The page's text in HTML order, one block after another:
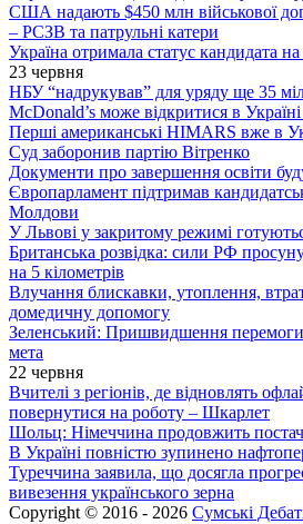
США надають $450 млн військової
– РСЗВ та патрульні катери
Україна отримала статус кандидата
23 червня
НБУ “надрукував” для уряду ще 35
McDonald’s може відкритися в
Перші американські HIMARS вже в
Суд заборонив партію Вітренко
Документи про завершення освіти
Європарламент підтримав
Молдови
У Львові у закритому режимі
Британська розвідка: сили РФ
на 5 кілометрів
Влучання блискавки, утоплення,
домедичну допомогу
Зеленський: Пришвидшення
мета
22 червня
Вчителі з регіонів, де відновлять
повернутися на роботу – Шкарлет
Шольц: Німеччина продовжить
В Україні повністю зупинено
Туреччина заявила, що досягла
вивезення українського зерна
Copyright © 2016 - 2026 Сумські